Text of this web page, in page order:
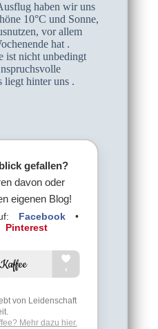
haben wir uns
10°C und Sonne,
vor allem
hat .
ist nicht unbedingt
liegt hinter uns .
gefallen?
davon oder
eigenen Blog!
Facebook
•
Pinterest
von Leidenschaft
Mehr dazu hier.